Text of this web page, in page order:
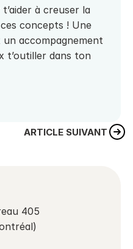
à creuser la
concepts ! Une
accompagnement
t’outiller dans ton
ARTICLE SUIVANT
405